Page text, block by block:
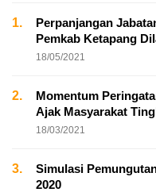
1.
Perpanjangan
Pemkab Ketapang
18/05/2021
2.
Momentum
Ajak Masyarakat
18/03/2021
3.
Simulasi
2020